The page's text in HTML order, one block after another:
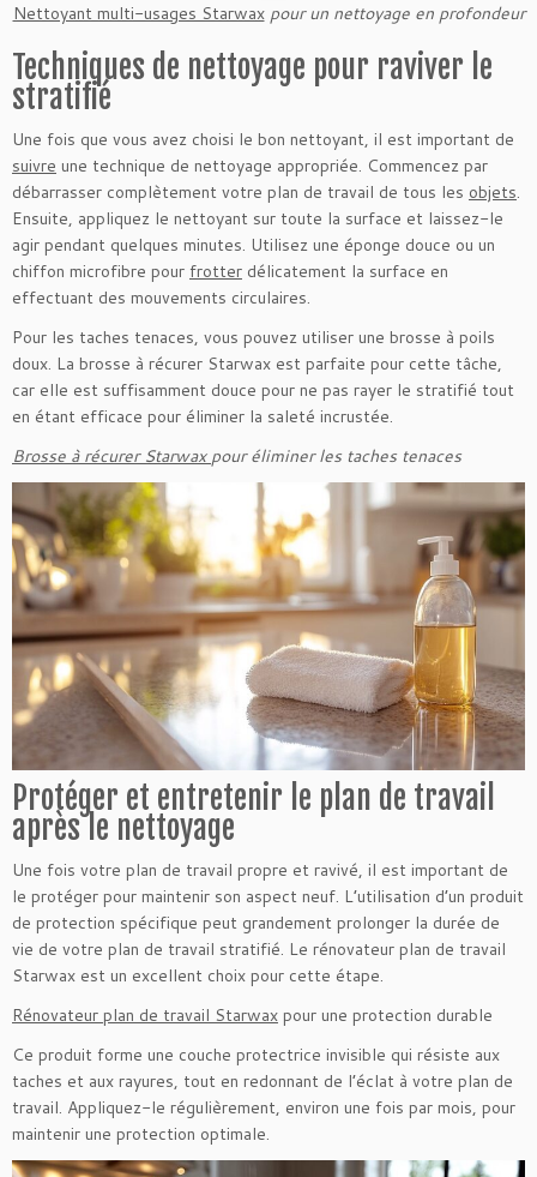
Nettoyant multi-usages Starwaxpour un nettoyage en profondeur
Techniques de nettoyage pour raviver le
stratifié
Une fois que vous avez choisi le bon nettoyant, il est important de
suivre une technique de nettoyage appropriée. Commencez par
débarrasser complètement votre plan de travail de tous les objets.
Ensuite, appliquez le nettoyant sur toute la surface et laissez-le
agir pendant quelques minutes. Utilisez une éponge douce ou un
chiffon microfibre pour frotter délicatement la surface en
effectuant des mouvements circulaires.
Pour les taches tenaces, vous pouvez utiliser une brosse à poils
doux. La brosse à récurer Starwax est parfaite pour cette tâche,
car elle est suffisamment douce pour ne pas rayer le stratifié tout
en étant efficace pour éliminer la saleté incrustée.
Brosse à récurer Starwax pour éliminer les taches tenaces
Protéger et entretenir le plan de travail
après le nettoyage
Une fois votre plan de travail propre et ravivé, il est important de
le protéger pour maintenir son aspect neuf. L’utilisation d’un produit
de protection spécifique peut grandement prolonger la durée de
vie de votre plan de travail stratifié. Le rénovateur plan de travail
Starwax est un excellent choix pour cette étape.
Rénovateur plan de travail Starwax pour une protection durable
Ce produit forme une couche protectrice invisible qui résiste aux
taches et aux rayures, tout en redonnant de l’éclat à votre plan de
travail. Appliquez-le régulièrement, environ une fois par mois, pour
maintenir une protection optimale.